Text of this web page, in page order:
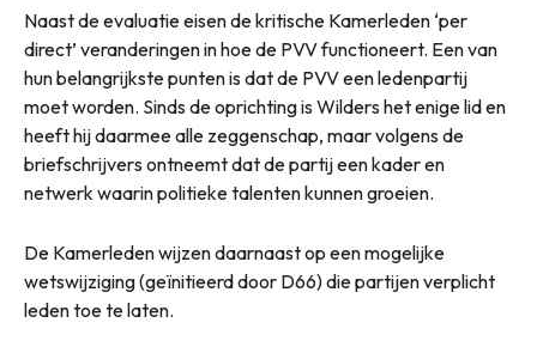
Naast de evaluatie eisen de kritische Kamerleden ‘per
direct’ veranderingen in hoe de PVV functioneert. Een van
hun belangrijkste punten is dat de PVV een ledenpartij
moet worden. Sinds de oprichting is Wilders het enige lid en
heeft hij daarmee alle zeggenschap, maar volgens de
briefschrijvers ontneemt dat de partij een kader en
netwerk waarin politieke talenten kunnen groeien.
De Kamerleden wijzen daarnaast op een mogelijke
wetswijziging (geïnitieerd door D66) die partijen verplicht
leden toe te laten.